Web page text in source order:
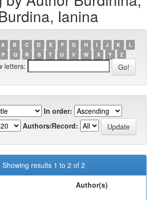
Ianina
A B C D E F G H I J K
L
P Q R S T U V W X Y Z
letters:
In order:
Authors/Record:
Showing results 1 to 2 of 2
Author(s)